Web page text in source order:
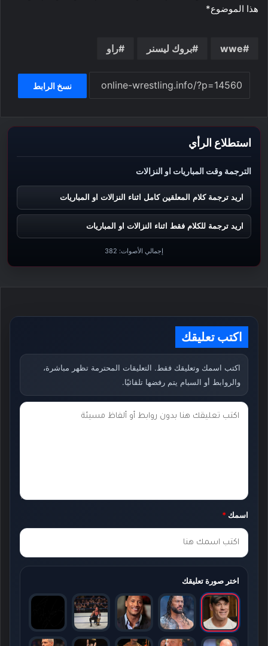
هذا الموضوع*
wwe بروك ليسنر راو
نسخ الرابط
استطلاع الرأي
الترجمة وقت المباريات او النزالات
اريد ترجمة كلام المعلقين كامل اثناء النزالات او المباريات
اريد ترجمة للكلام فقط اثناء النزالات او المباريات
إجمالي الأصوات: 382
اكتب تعليقك
اكتب اسمك وتعليقك فقط. التعليقات المحترمة تظهر مباشرة،
والروابط أو السبام يتم رفضها تلقائيًا.
ت
ك
*
اسمك *
اختر صورة تعليقك